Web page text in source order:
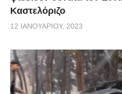
Καστελόριζο
12 ΙΑΝΟΥΑΡΊΟΥ, 2023